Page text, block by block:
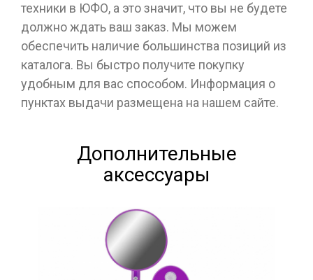
техники в ЮФО, а это значит, что вы не будете
должно ждать ваш заказ. Мы можем
обеспечить наличие большинства позиций из
каталога. Вы быстро получите покупку
удобным для вас способом. Информация о
пунктах выдачи размещена на нашем сайте.
Дополнительные
аксессуары